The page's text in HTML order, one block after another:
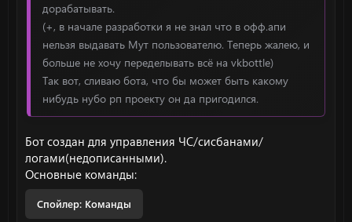
дорабатывать.
(+, в начале разработки я не знал что в офф.апи
нельзя выдавать Мут пользователю. Теперь жалею, и
больше не хочу переделывать всё на vkbottle)
Так вот, сливаю бота, что бы может быть какому
нибудь нубо рп проекту он да пригодился.
Бот создан для управления ЧС/сисбанами/
логами(недописанными).
Основные команды:
Спойлер: Команды